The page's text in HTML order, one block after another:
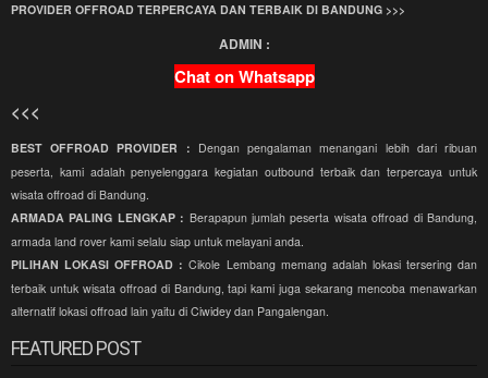
PROVIDER OFFROAD TERPERCAYA DAN TERBAIK DI BANDUNG >>>
ADMIN :
Chat on Whatsapp
<<<
BEST OFFROAD PROVIDER : Dengan pengalaman menangani lebih dari ribuan
peserta, kami adalah penyelenggara kegiatan outbound terbaik dan terpercaya untuk
wisata offroad di Bandung.
ARMADA PALING LENGKAP : Berapapun jumlah peserta wisata offroad di Bandung,
armada land rover kami selalu siap untuk melayani anda.
PILIHAN LOKASI OFFROAD :Cikole Lembang memang adalah lokasi tersering dan
terbaik untuk wisata offroad di Bandung, tapi kami juga sekarang mencoba menawarkan
alternatif lokasi offroad lain yaitu di Ciwidey dan Pangalengan.
FEATURED POST